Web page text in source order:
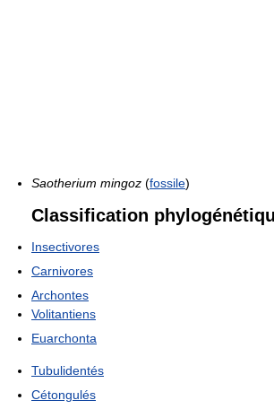
Saotherium mingoz (fossile)
Classification
Insectivores
Carnivores
Archontes
Volitantiens
Euarchonta
Tubulidentés
Cétongulés